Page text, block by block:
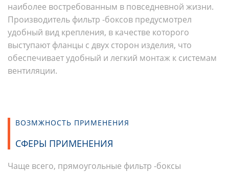
наиболее востребованным в повседневной жизни.
Производитель фильтр -боксов предусмотрел
удобный вид крепления, в качестве которого
выступают фланцы с двух сторон изделия, что
обеспечивает удобный и легкий монтаж к системам
вентиляции.
ВОЗМЖНОСТЬ ПРИМЕНЕНИЯ
СФЕРЫ ПРИМЕНЕНИЯ
Чаще всего, прямоугольные фильтр -боксы